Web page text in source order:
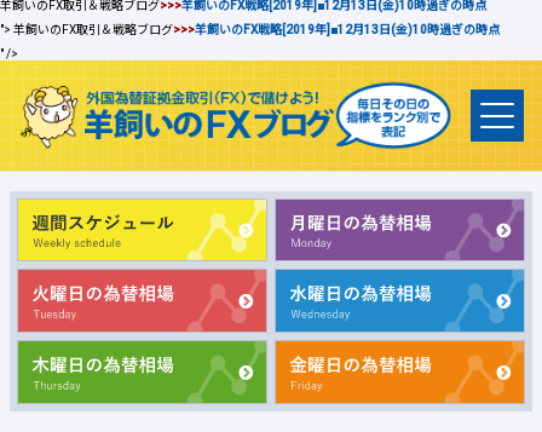
羊飼いのFX取引＆戦略ブログ>>>羊飼いのFX戦略[2019年]■12月13日(金)10時過ぎの時点
"> 羊飼いのFX取引＆戦略ブログ>>>羊飼いのFX戦略[2019年]■12月13日(金)10時過ぎの時点
" />